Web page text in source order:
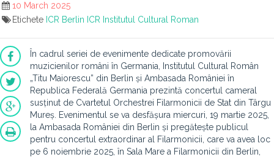
10 March 2025
Etichete ICR Berlin ICR Institutul Cultural Roman
În cadrul seriei de evenimente dedicate promovării
muzicienilor români în Germania, Institutul Cultural Român
„Titu Maiorescu” din Berlin și Ambasada României în
Republica Federală Germania prezintă concertul cameral
susținut de Cvartetul Orchestrei Filarmonicii de Stat din Târgu
Mureș. Evenimentul se va desfășura miercuri, 19 martie 2025,
la Ambasada României din Berlin și pregătește publicul
pentru concertul extraordinar al Filarmonicii, care va avea loc
pe 6 noiembrie 2025, în Sala Mare a Filarmonicii din Berlin,